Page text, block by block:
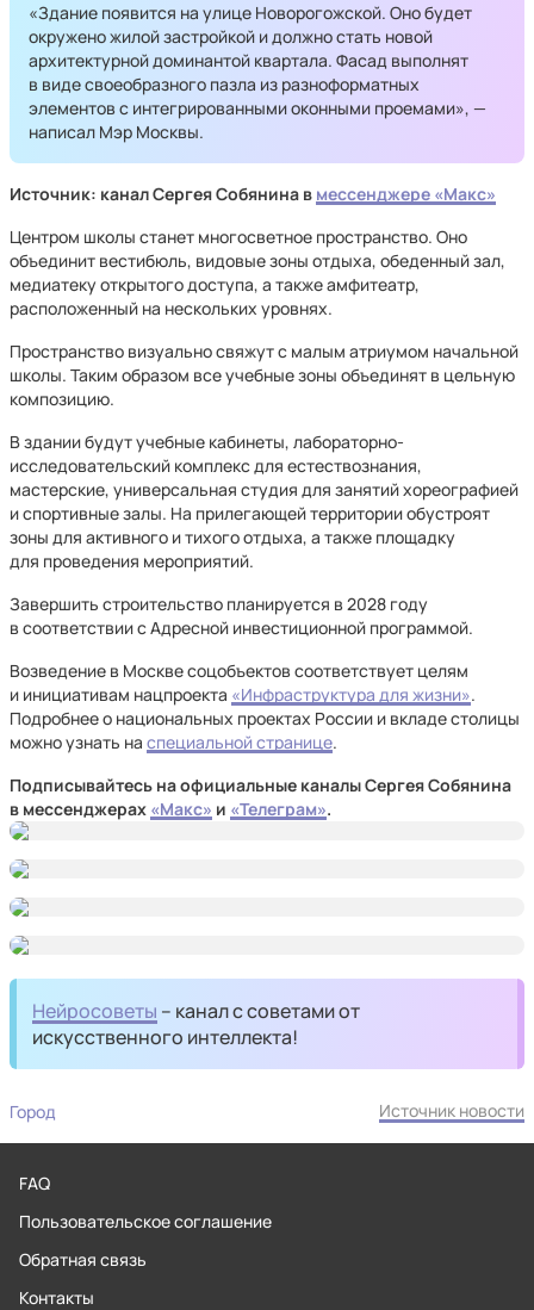
«Здание появится на улице Новорогожской. Оно будет
окружено жилой застройкой и должно стать новой
архитектурной доминантой квартала. Фасад выполнят
в виде своеобразного пазла из разноформатных
элементов с интегрированными оконными проемами», —
написал Мэр Москвы.
Источник: канал Сергея Собянина в мессенджере «Макс»
Центром школы станет многосветное пространство. Оно
объединит вестибюль, видовые зоны отдыха, обеденный зал,
медиатеку открытого доступа, а также амфитеатр,
расположенный на нескольких уровнях.
Пространство визуально свяжут с малым атриумом начальной
школы. Таким образом все учебные зоны объединят в цельную
композицию.
В здании будут учебные кабинеты, лабораторно-
исследовательский комплекс для естествознания,
мастерские, универсальная студия для занятий хореографией
и спортивные залы. На прилегающей территории обустроят
зоны для активного и тихого отдыха, а также площадку
для проведения мероприятий.
Завершить строительство планируется в 2028 году
в соответствии с Адресной инвестиционной программой.
Возведение в Москве соцобъектов соответствует целям
и инициативам нацпроекта «Инфраструктура для жизни».
Подробнее о национальных проектах России и вкладе столицы
можно узнать на специальной странице.
Подписывайтесь на официальные каналы Сергея Собянина
в мессенджерах «Макс» и «Телеграм».
Нейросоветы – канал с советами от
искусственного интеллекта!
Город Источник новости
FAQ
Пользовательское соглашение
Обратная связь
Контакты